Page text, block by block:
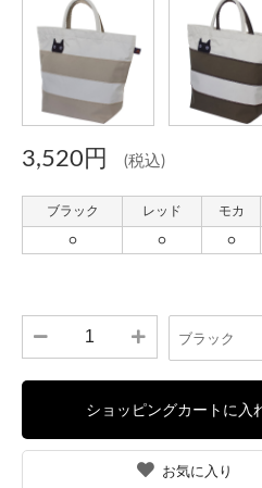
3,520円 (税込)
お気に入り